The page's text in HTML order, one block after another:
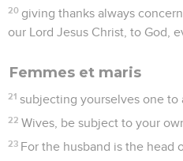
20 giving thanks always
our Lord Jesus Christ, to God,
Femmes et maris
21 subjecting yourselves one to
22 Wives, be subject to your
23 For the husband is the head